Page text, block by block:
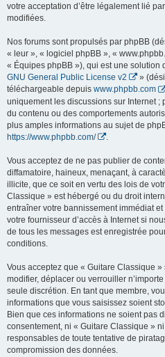
votre acceptation d’être légalement lié
modifiées.
Nos forums sont propulsés par phpBB
« leur », « logiciel phpBB », «
« Équipes phpBB »), qui est une solution
GNU General Public License v2
»
téléchargeable depuis www.phpbb.com
uniquement les discussions sur Internet ;
du contenu ou des comportements
plus amples informations au sujet de
https://www.phpbb.com/
Vous acceptez de ne pas publier de
diffamatoire, haineux, menaçant, à
illicite, que ce soit en vertu des lois de
Classique » est hébergé ou du droit
entraîner votre bannissement immédiat
votre fournisseur d’accès à Internet si
de tous les messages est enregistrée
conditions.
Vous acceptez que « Guitare Classique
modifier, déplacer ou verrouiller
seule discrétion. En tant que membre,
informations que vous saisissez soient
Bien que ces informations ne soient pas
consentement, ni « Guitare Classique »
responsables de toute tentative de
compromission des données.